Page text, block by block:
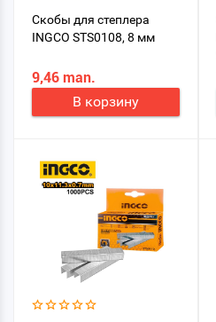
Скобы для степлера
INGCO STS0108, 8 мм
9,46 man.
В корзину